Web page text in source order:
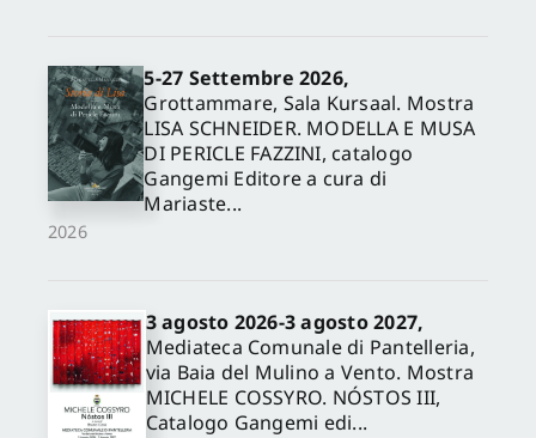
2026
5-27 Settembre 2026,
Grottammare, Sala Kursaal. Mostra
LISA SCHNEIDER. MODELLA E MUSA
DI PERICLE FAZZINI, catalogo
Gangemi Editore a cura di
Mariaste...
3 agosto 2026-3 agosto 2027,
Mediateca Comunale di Pantelleria,
via Baia del Mulino a Vento. Mostra
MICHELE COSSYRO. NÓSTOS III,
Catalogo Gangemi edi...